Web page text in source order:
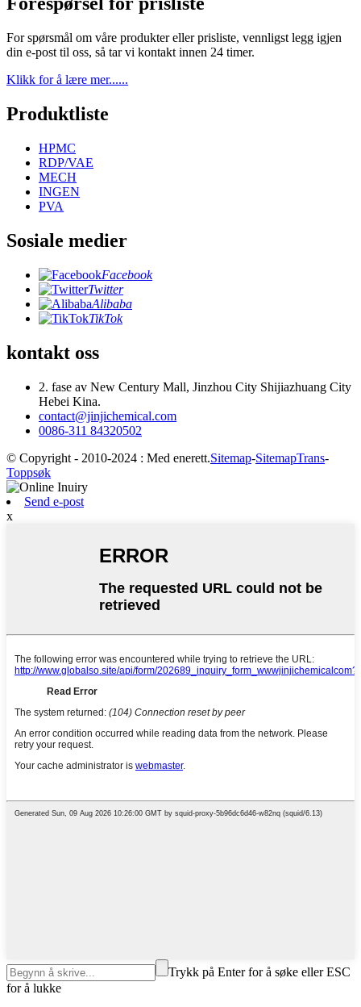
For spørsmål om våre produkter eller prisliste, vennligst legg igjen
din e-post til oss, så tar vi kontakt innen 24 timer.
Klikk for å lære mer......
Produktliste
HPMC
RDP/VAE
MECH
INGEN
PVA
Sosiale medier
Facebook
Twitter
Alibaba
TikTok
kontakt oss
2. fase av New Century Mall, Jinzhou City Shijiazhuang City
Hebei Kina.
contact@jinjichemical.com
0086-311 84320502
© Copyright - 2010-2024 : Med enerett.Sitemap-SitemapTrans-
Toppsøk
Send e-post
x
Trykk på Enter for å søke eller ESC
for å lukke